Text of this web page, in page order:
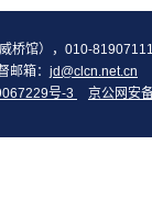
馆），010-81907111
邮箱： jd@clcn.net.cn
号-3 京公网安